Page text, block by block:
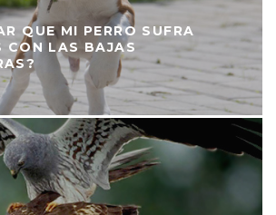
QUE MI PERRO SUFRA
CON LAS BAJAS